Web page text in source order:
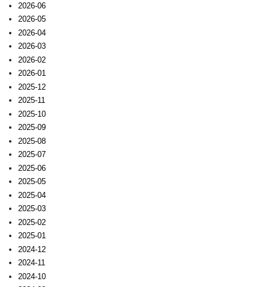
2026-06
2026-05
2026-04
2026-03
2026-02
2026-01
2025-12
2025-11
2025-10
2025-09
2025-08
2025-07
2025-06
2025-05
2025-04
2025-03
2025-02
2025-01
2024-12
2024-11
2024-10